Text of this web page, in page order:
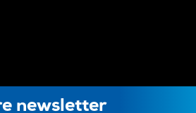
newsletter